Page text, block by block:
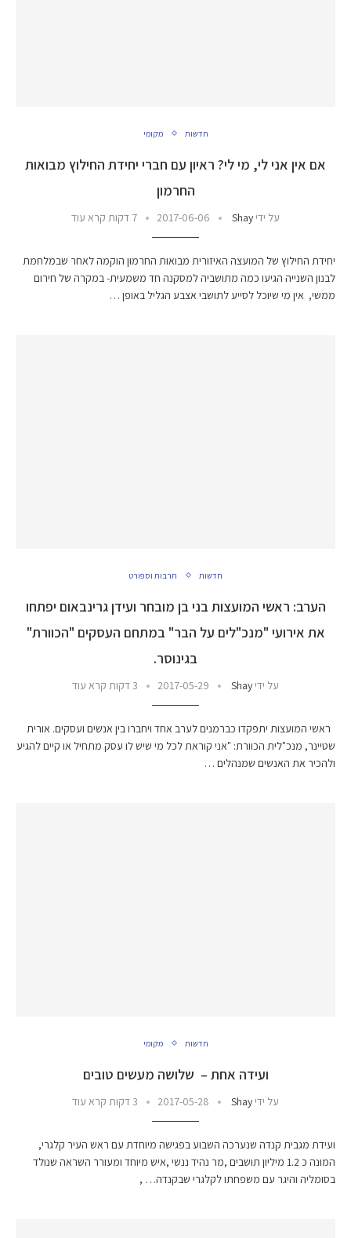
חדשות מקומי
אם אין אני לי, מי לי? ראיון עם חברי יחידת החילוץ מבואות
החרמון
על ידיShay
2017-06-06 7 דקות קרא עוד
יחידת החילוץ של המועצה האיזורית מבואות החרמון הוקמה לאחר שבמלחמת
לבנון השנייה הגיעו כמה מתושביה למסקנה חד משמעית- במקרה של חירום
ממשי, אין מי שיוכל לסייע לתושבי אצבע הגליל באופן …
חדשות תרבות וספורט
הערב: ראשי המועצות בני בן מובחר ועידן גרינבאום יפתחו
את אירועי "מנכ"לים על הבר" במתחם העסקים "הכוורת"
בגינוסר.
על ידיShay
2017-05-29 3 דקות קרא עוד
ראשי המועצות יתפקדו כברמנים לערב אחד ויחברו בין אנשים ועסקים. אורית
שטיינר, מנכ"לית הכוורת: "אני קוראת לכל מי שיש לו עסק מתחיל או קיים להגיע
ולהכיר את האנשים שמנהלים …
חדשות מקומי
ועידה‭ ‬אחת‭ ‬‮–‬‭ ‬ שלושה‭ ‬מעשים‭ ‬טובים
על ידיShay
2017-05-28 3 דקות קרא עוד
ועידת‭ ‬מגבית‭ ‬קנדה‭ ‬שנערכה‭ ‬השבוע‭ ‬בפגישה‭ ‬מיוחדת‭ ‬עם‭ ‬ראש‭ ‬העיר‭ ‬קלגרי‭,
‬בסומליה‭ ‬והיגר‭ ‬עם‭ ‬משפחתו‭ ‬לקלגרי‭ ‬שבקנדה‭, …